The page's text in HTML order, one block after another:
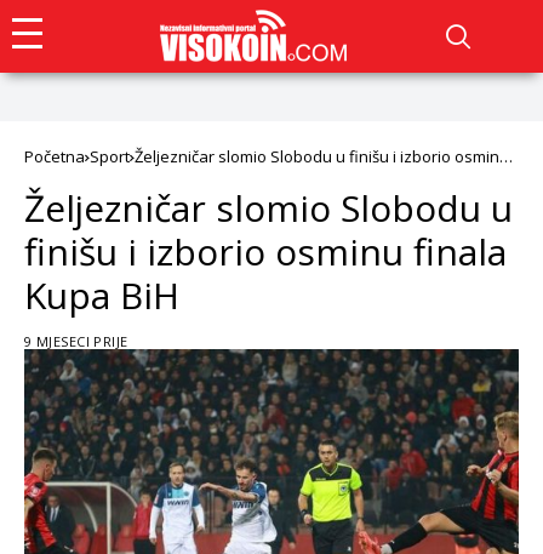
Početna Sport Željezničar slomio Slobodu u finišu i izborio osminu
Željezničar slomio Slobodu u
finišu i izborio osminu finala
Kupa BiH
9 MJESECI PRIJE